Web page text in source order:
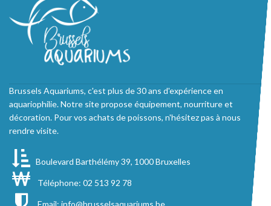
Brussels Aquariums, c'est plus de 30 ans d'expérience en
aquariophilie. Notre site propose équipement, nourriture et
décoration. Pour vos achats de poissons, n'hésitez pas à nous
rendre visite.
Boulevard Barthélémy 39, 1000 Bruxelles
Téléphone: 02 513 92 78